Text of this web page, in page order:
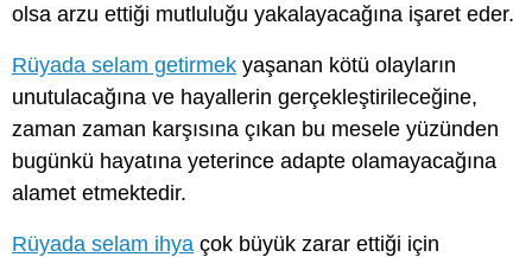
olsa arzu ettiği mutluluğu yakalayacağına işaret eder.
Rüyada selam getirmek yaşanan kötü olayların
unutulacağına ve hayallerin gerçekleştirileceğine,
zaman zaman karşısına çıkan bu mesele yüzünden
bugünkü hayatına yeterince adapte olamayacağına
alamet etmektedir.
Rüyada selam ihya çok büyük zarar ettiği için